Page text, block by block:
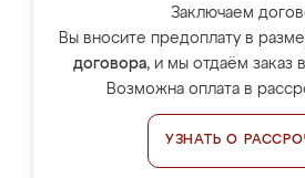
Заключаем
Вы вносите предоплату в
договора, и мы отдаём заказ
Возможна оплата в
УЗНАТЬ О